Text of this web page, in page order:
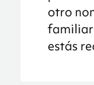
otro
estás